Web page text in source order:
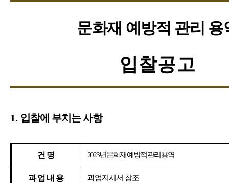
문화재 예방적 관리 용
입찰공고
1. 입찰에 부치는 사항
건 명 2023년 문화재 예방적 관리 용역
과 업 내 용 과업지시서 참조